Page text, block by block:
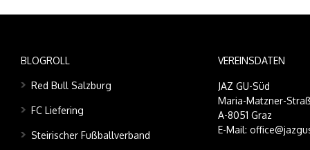
BLOGROLL
Red Bull Salzburg
FC Liefering
Steirischer Fußballverband
VEREINSDATEN
JAZ GU-Süd
Maria-Matzner-
A-8051 Graz
E-Mail: